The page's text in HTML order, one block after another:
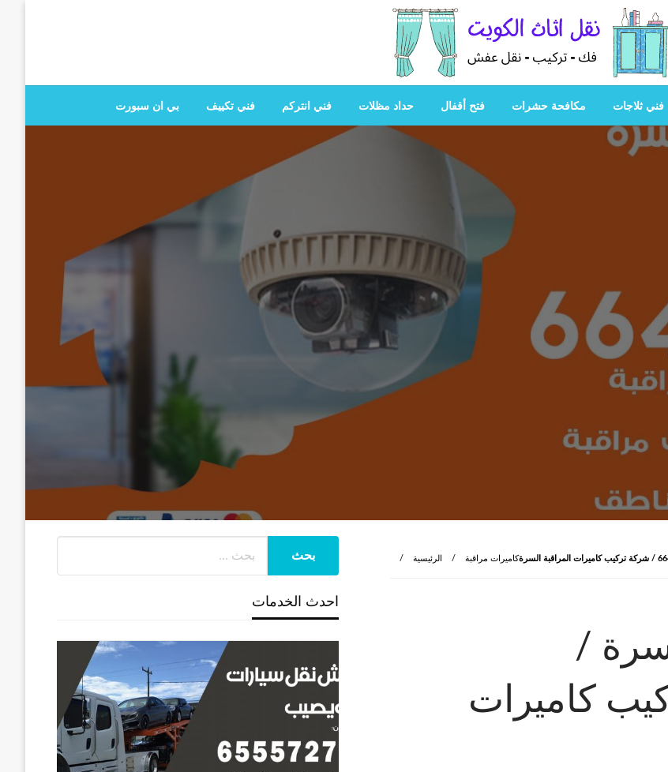
هل تبحث
هل تبحث عن أفضل خدمات بالكويت؟ خدمة فك نقل تركيب صيانة تصليح جميع الخدمات المنزلية في الكويت
فني ثلاجات مكافحة حشرات فتح أقفال حداد مظلات فني انتركم فني تكييف بي ان سبورت
الرئيسية كاميرات مراقبة
/
تركيب كاميرات
احدث الخدمات